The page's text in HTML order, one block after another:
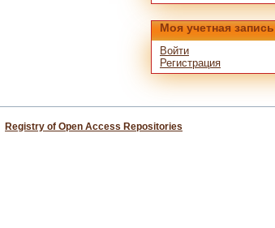
Моя учетная запись
Войти
Регистрация
Registry of Open Access Repositories